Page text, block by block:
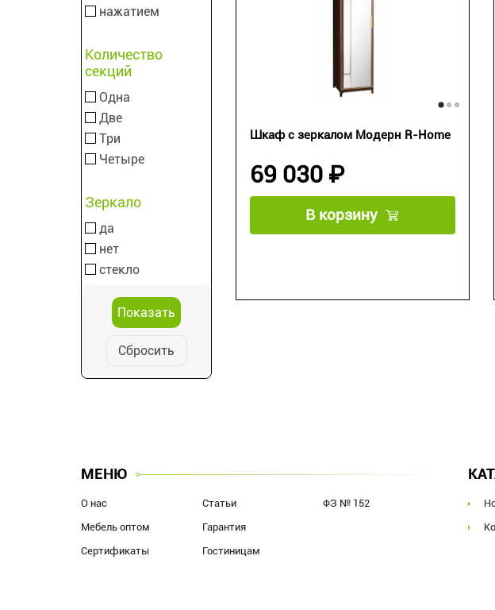
нажатием
Количество
секций
Одна
Две
Три
Четыре
Зеркало
да
нет
стекло
Сбросить
Шкаф с зеркалом Модерн R-Home
69 030 ₽
В корзину
МЕНЮ
О нас
Мебель оптом
Сертификаты
Статьи
Гарантия
Гостиницам
ФЗ № 152